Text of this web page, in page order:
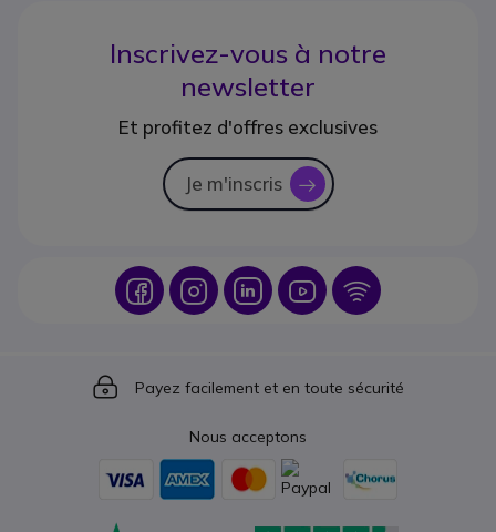
Inscrivez-vous à notre
newsletter
Et profitez d'offres exclusives
Je m'inscris icon
Icon IconIcon Icon Icon
Icon
Payez facilement et en toute sécurité
Nous acceptons